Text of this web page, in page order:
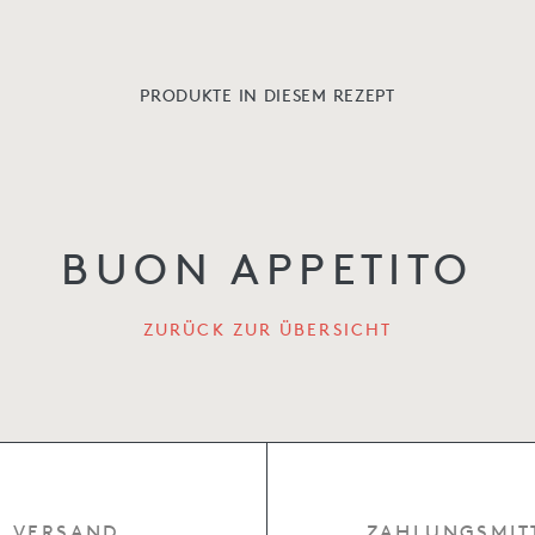
PRODUKTE IN DIESEM REZEPT
BUON APPETITO
ZURÜCK ZUR ÜBERSICHT